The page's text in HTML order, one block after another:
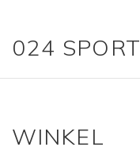
024 SPORT
WINKEL